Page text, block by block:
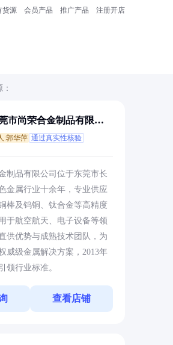
货源 会员产品 推广产品 注册开店
市尚荣合金制品有限公
:郭华萍 通过真实性核验
制品有限公司位于东莞市长
金属行业十余年，专业供应
棒及钨铜、钛合金等高精度
于航空航天、电子设备等领
供优势与成熟技术团队，为
威级金属解决方案，2013年
领行业标准。
查看店铺